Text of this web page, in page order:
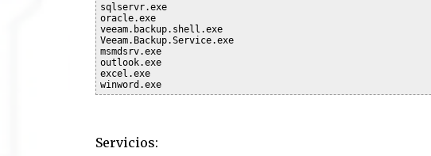
sqlservr.exe
oracle.exe
veeam.backup.shell.exe
Veeam.Backup.Service.exe
msmdsrv.exe
outlook.exe
excel.exe
winword.exe
Servicios: